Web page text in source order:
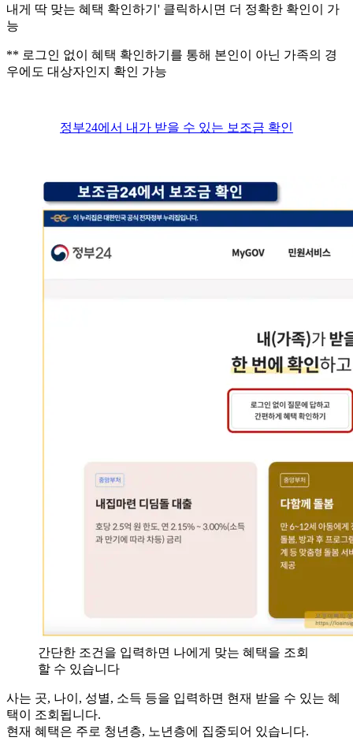
내게 딱 맞는 혜택 확인하기' 클릭하시면 더 정확한 확인이 가
능
** 로그인 없이 혜택 확인하기를 통해 본인이 아닌 가족의 경
우에도 대상자인지 확인 가능
정부24에서 내가 받을 수 있는 보조금 확인
간단한 조건을 입력하면 나에게 맞는 혜택을 조회
할 수 있습니다
사는 곳, 나이, 성별, 소득 등을 입력하면 현재 받을 수 있는 혜
택이 조회됩니다.
현재 혜택은 주로 청년층, 노년층에 집중되어 있습니다.